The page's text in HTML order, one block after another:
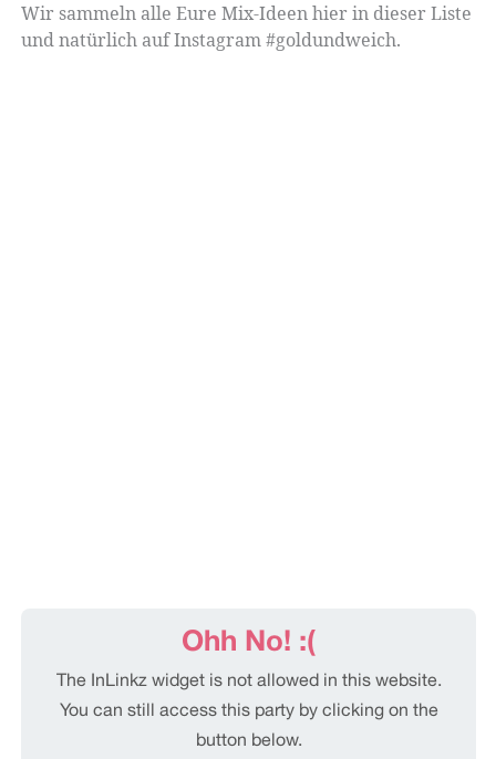
Wir sammeln alle Eure Mix-Ideen hier in dieser Liste
und natürlich auf Instagram #goldundweich.